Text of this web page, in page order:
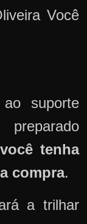
Você
suporte
tenha
compra.
a trilhar